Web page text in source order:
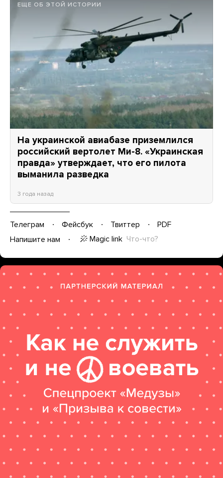
ЕЩЕ ОБ ЭТОЙ ИСТОРИИ
На украинской авиабазе приземлился
российский вертолет Ми-8. «Украинская
правда» утверждает, что его пилота
выманила разведка
3 года назад
Телеграм Фейсбук Твиттер
PDF
Напишите нам
Magic link Что-что?